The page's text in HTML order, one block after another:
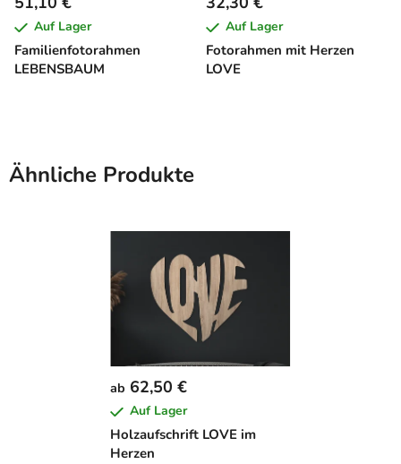
Familienfotorahmen
LEBENSBAUM
Auf Lager
Fotorahmen mit Herzen
LOVE
Auf Lager
Ähnliche Produkte
Holzaufschrift LOVE im
Herzen
ab 62,50 €
Auf Lager